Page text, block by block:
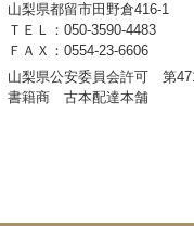
山梨県都留市田野倉416-1
ＴＥＬ：050-3590-4483
ＦＡＸ：0554-23-6606
山梨県公安委員会許可 第
書籍商 古本配達本舗